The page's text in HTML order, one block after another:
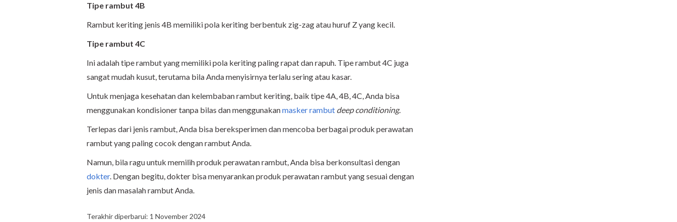
Tipe rambut 4B
Rambut keriting jenis 4B memiliki pola keriting berbentuk zig-zag atau huruf Z yang kecil.
Tipe rambut 4C
Ini adalah tipe rambut yang memiliki pola keriting paling rapat dan rapuh. Tipe rambut 4C juga
sangat mudah kusut, terutama bila Anda menyisirnya terlalu sering atau kasar.
Untuk menjaga kesehatan dan kelembaban rambut keriting, baik tipe 4A, 4B, 4C, Anda bisa
menggunakan kondisioner tanpa bilas dan menggunakanmasker rambut deep conditioning.
Terlepas dari jenis rambut, Anda bisa bereksperimen dan mencoba berbagai produk perawatan
rambut yang paling cocok dengan rambut Anda.
Namun, bila ragu untuk memilih produk perawatan rambut, Anda bisa berkonsultasi dengan
dokter. Dengan begitu, dokter bisa menyarankan produk perawatan rambut yang sesuai dengan
jenis dan masalah rambut Anda.
Terakhir diperbarui: 1 November 2024